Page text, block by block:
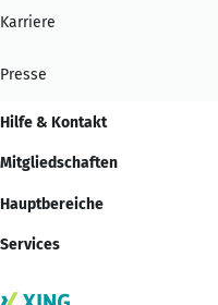
Karriere
Presse
Hilfe & Kontakt
Mitgliedschaften
Hauptbereiche
Services